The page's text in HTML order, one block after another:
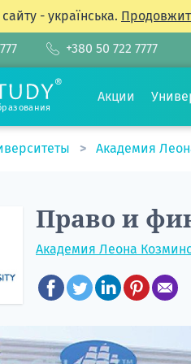
- українська.
+380 50 722 7777
Акции
Академия
Право и
Академия Леона